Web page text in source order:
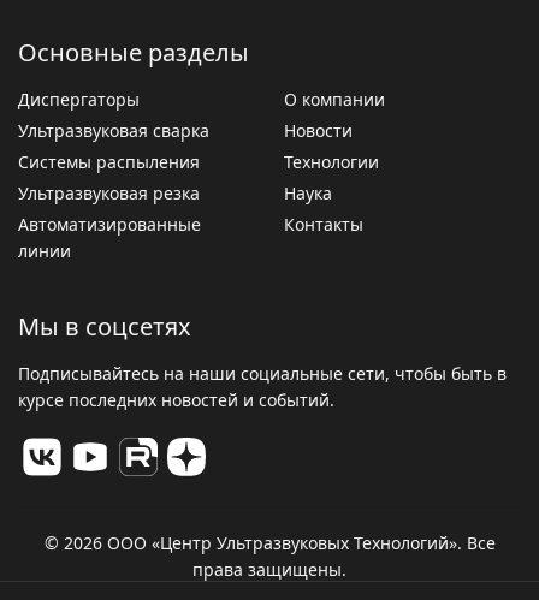
Основные разделы
Диспергаторы
Ультразвуковая сварка
Системы распыления
Ультразвуковая резка
Автоматизированные
линии
О компании
Новости
Технологии
Наука
Контакты
Мы в соцсетях
Подписывайтесь на наши социальные сети, чтобы быть в
курсе последних новостей и событий.
© 2026 ООО «Центр Ультразвуковых Технологий». Все
права защищены.